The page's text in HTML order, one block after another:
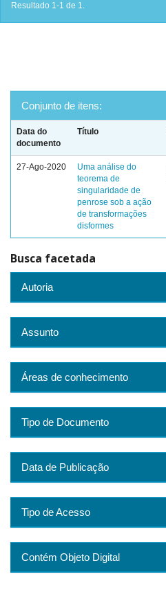
Resultado 1-1 de 1.
Conjunto de itens:
Data do
documento
Título
27-Ago-2020
Uma análise do
teorema de
singularidade de
penrose sob a ação
de transformações
disformes
Busca facetada
Autoria
Assunto
Áreas de conhecimento
Tipo de Documento
Data de Publicação
Tipo de Acesso
Contém Objeto Digital